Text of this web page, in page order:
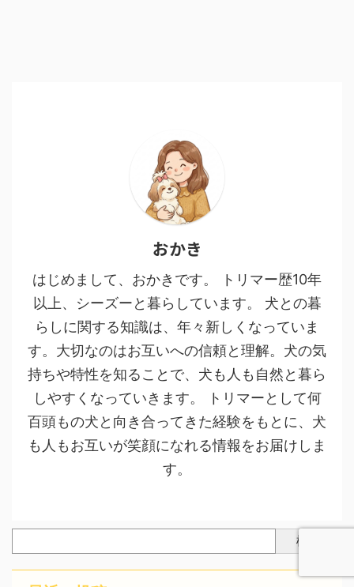
おかき
はじめまして、おかきです。 トリマー歴10年
以上、シーズーと暮らしています。 犬との暮
らしに関する知識は、年々新しくなっていま
す。大切なのはお互いへの信頼と理解。犬の気
持ちや特性を知ることで、犬も人も自然と暮ら
しやすくなっていきます。 トリマーとして何
百頭もの犬と向き合ってきた経験をもとに、犬
も人もお互いが笑顔になれる情報をお届けしま
す。
検索